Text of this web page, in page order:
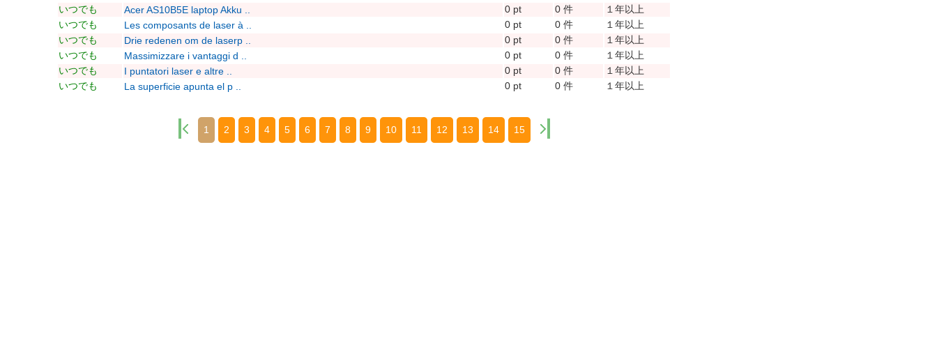
いつでも
Acer AS10B5E laptop Akku .. 0 pt 0 件
１年以上
いつでも
Les composants de laser à .. 0 pt 0 件
１年以上
いつでも
Drie redenen om de laserp .. 0 pt 0 件
１年以上
いつでも
Massimizzare i vantaggi d .. 0 pt 0 件
１年以上
いつでも
I puntatori laser e altre .. 0 pt 0 件
１年以上
いつでも
La superficie apunta el p .. 0 pt 0 件 １年以上
1 2 3 4 5 6 7 8 9 10 11 12 13 14 15